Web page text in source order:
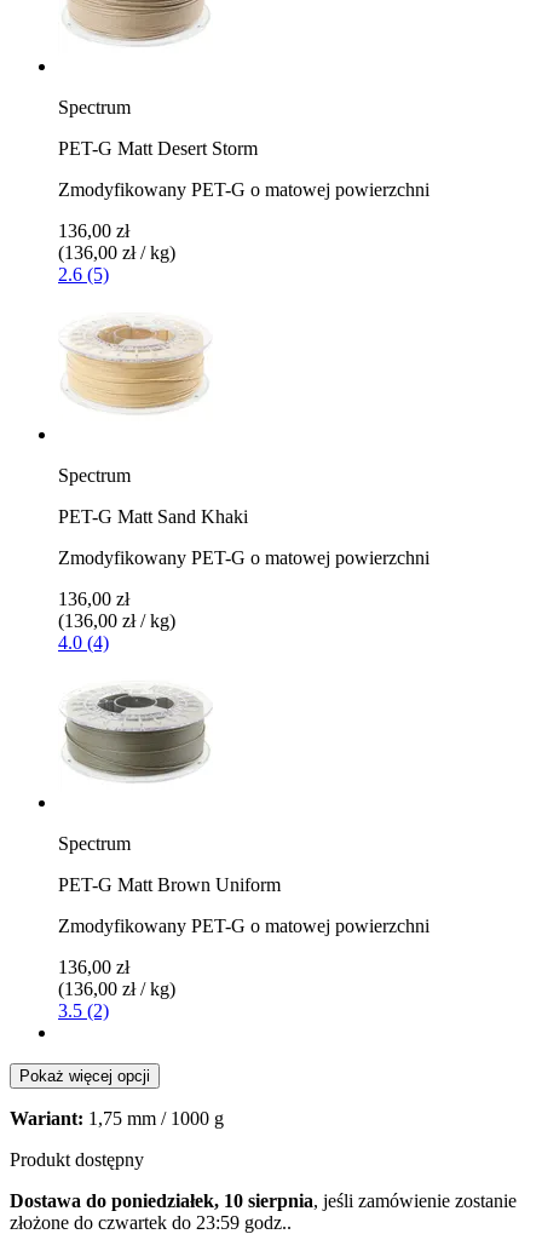
Spectrum
PET-G Matt Desert Storm
Zmodyfikowany PET-G o matowej powierzchni
136,00 zł
(136,00 zł / kg)
2.6 (5)
Spectrum
PET-G Matt Sand Khaki
Zmodyfikowany PET-G o matowej powierzchni
136,00 zł
(136,00 zł / kg)
4.0 (4)
Spectrum
PET-G Matt Brown Uniform
Zmodyfikowany PET-G o matowej powierzchni
136,00 zł
(136,00 zł / kg)
3.5 (2)
Pokaż więcej opcji
Wariant: 1,75 mm / 1000 g
Produkt dostępny
Dostawa do poniedziałek, 10 sierpnia, jeśli zamówienie zostanie
złożone do czwartek do 23:59 godz..